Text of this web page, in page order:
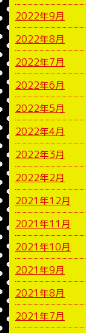
2022年9月
2022年8月
2022年7月
2022年6月
2022年5月
2022年4月
2022年3月
2022年2月
2021年12月
2021年11月
2021年10月
2021年9月
2021年8月
2021年7月